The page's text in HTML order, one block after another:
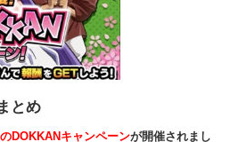
とめ
DOKKANキャンペーンが開催されまし